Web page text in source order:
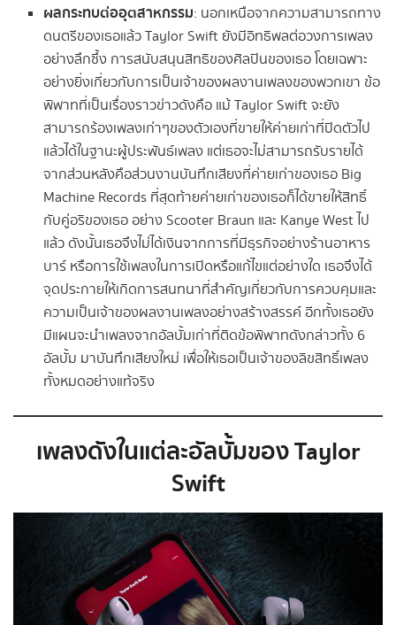
ผลกระทบต่ออุตสาหกรรม: นอกเหนือจากความสามารถทาง
ดนตรีของเธอแล้ว Taylor Swift ยังมีอิทธิพลต่อวงการเพลง
อย่างลึกซึ้ง การสนับสนุนสิทธิของศิลปินของเธอ โดยเฉพาะ
อย่างยิ่งเกี่ยวกับการเป็นเจ้าของผลงานเพลงของพวกเขา ข้อ
พิพาทที่เป็นเรื่องราวข่าวดังคือ แม้ Taylor Swift จะยัง
สามารถร้องเพลงเก่าๆของตัวเองที่ขายให้ค่ายเก่าที่ปิดตัวไป
แล้วได้ในฐานะผู้ประพันธ์เพลง แต่เธอจะไม่สามารถรับรายได้
จากส่วนหลังคือส่วนงานบันทึกเสียงที่ค่ายเก่าของเธอ Big
Machine Records ที่สุดท้ายค่ายเก่าของเธอก็ได้ขายให้สิทธิ์
กับคู่อริของเธอ อย่าง Scooter Braun และ Kanye West ไป
แล้ว ดังนั้นเธอจึงไม่ได้เงินจากการที่มีธุรกิจอย่างร้านอาหาร
บาร์ หรือการใช้เพลงในการเปิดหรือแก้ไขแต่อย่างใด เธอจึงได้
จุดประกายให้เกิดการสนทนาที่สำคัญเกี่ยวกับการควบคุมและ
ความเป็นเจ้าของผลงานเพลงอย่างสร้างสรรค์ อีกทั้งเธอยัง
มีแผนจะนำเพลงจากอัลบั้มเก่าที่ติดข้อพิพาทดังกล่าวทั้ง 6
อัลบั้ม มาบันทึกเสียงใหม่ เพื่อให้เธอเป็นเจ้าของลิขสิทธิ์เพลง
ทั้งหมดอย่างแท้จริง
เพลงดังในแต่ละอัลบั้มของ Taylor
Swift